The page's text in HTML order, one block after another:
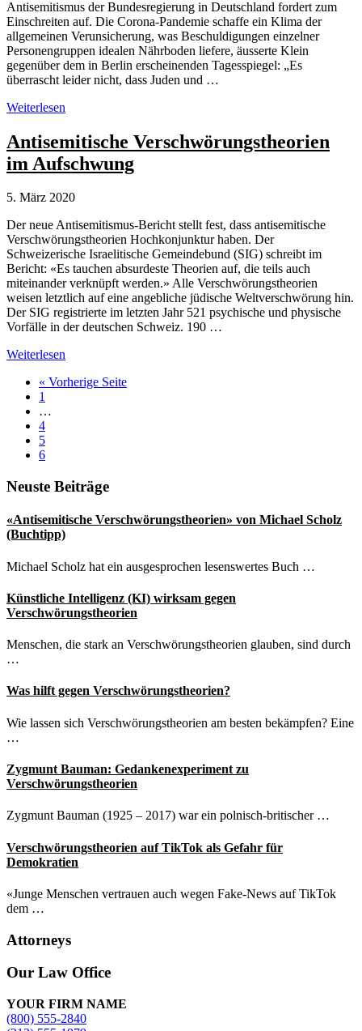
Antisemitismus der Bundesregierung in Deutschland fordert zum
Einschreiten auf. Die Corona-Pandemie schaffe ein Klima der
allgemeinen Verunsicherung, was Beschuldigungen einzelner
Personengruppen idealen Nährboden liefere, äusserte Klein
gegenüber dem in Berlin erscheinenden Tagesspiegel: „Es
überrascht leider nicht, dass Juden und …
Coronakrise:
vor
Antisemitismus
in
Weiterlesen
Antisemitische Verschwörungstheorien
im Aufschwung
5. März 2020
Der neue Antisemitismus-Bericht stellt fest, dass antisemitische
Verschwörungstheorien Hochkonjunktur haben. Der
Schweizerische Israelitische Gemeindebund (SIG) schreibt im
Bericht: «Es tauchen absurdeste Theorien auf, die teils auch
miteinander verknüpft werden.» Alle Verschwörungstheorien
weisen letztlich auf eine angebliche jüdische Weltverschwörung hin.
Der SIG registrierte im letzten Jahr 521 psychische und physische
Vorfälle in der deutschen Schweiz. 190 …
Antisemitische
Aufschwung
Weiterlesen
« Vorherige Seiteaufrufen
Seite
1
Weggelassene
Zwischenseiten
…
Seite
4
Seite
5
Seite
6
Seitenspalte
Neuste Beiträge
«Antisemitische Verschwörungstheorien» von Michael Scholz
(Buchtipp)
Michael Scholz hat ein ausgesprochen lesenswertes Buch …
Künstliche Intelligenz (KI) wirksam gegen
Verschwörungstheorien
Menschen, die stark an Verschwörungstheorien glauben, sind durch
…
Was hilft gegen Verschwörungstheorien?
Wie lassen sich Verschwörungstheorien am besten bekämpfen? Eine
…
Zygmunt Bauman: Gedankenexperiment zu
Verschwörungstheorien
Zygmunt Bauman (1925 – 2017) war ein polnisch-britischer …
Verschwörungstheorien auf TikTok als Gefahr für
Demokratien
«Junge Menschen vertrauen auch wegen Fake-News auf TikTok
dem …
Attorneys
Site
Footer
Our Law Office
YOUR FIRM NAME
(800) 555-2840